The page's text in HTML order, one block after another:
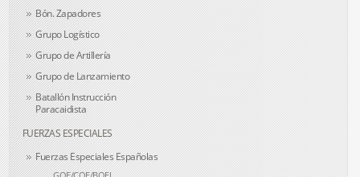
Bón. Zapadores
Grupo Logístico
Grupo de Artillería
Grupo de Lanzamiento
Batallón Instrucción
Paracaidista
FUERZAS ESPECIALES
Fuerzas Especiales Españolas